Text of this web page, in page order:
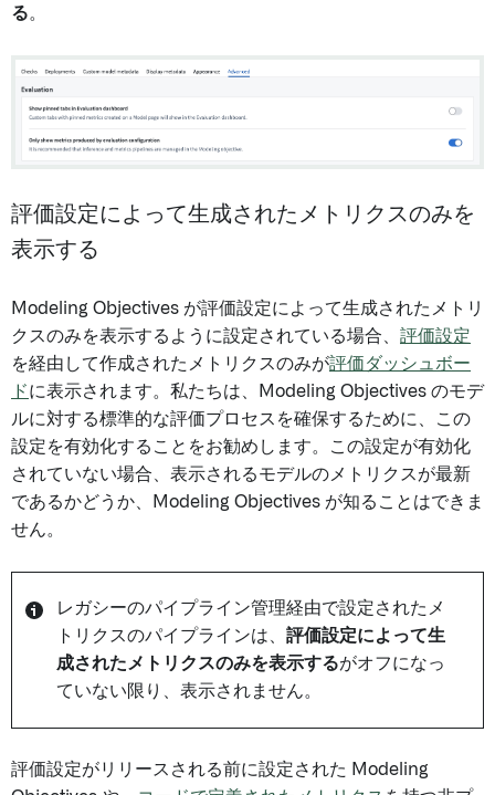
る。
評価設定によって生成されたメトリクスのみを
表示する
Modeling Objectives が評価設定によって生成されたメトリ
クスのみを表示するように設定されている場合、 評価設定
を経由して作成されたメトリクスのみが評価ダッシュボー
ドに表示されます。私たちは、Modeling Objectives のモデ
ルに対する標準的な評価プロセスを確保するために、この
設定を有効化することをお勧めします。この設定が有効化
されていない場合、表示されるモデルのメトリクスが最新
であるかどうか、Modeling Objectives が知ることはできま
せん。
レガシーのパイプライン管理経由で設定されたメ
トリクスのパイプラインは、 評価設定によって生
成されたメトリクスのみを表示するがオフになっ
ていない限り、表示されません。
評価設定がリリースされる前に設定された Modeling